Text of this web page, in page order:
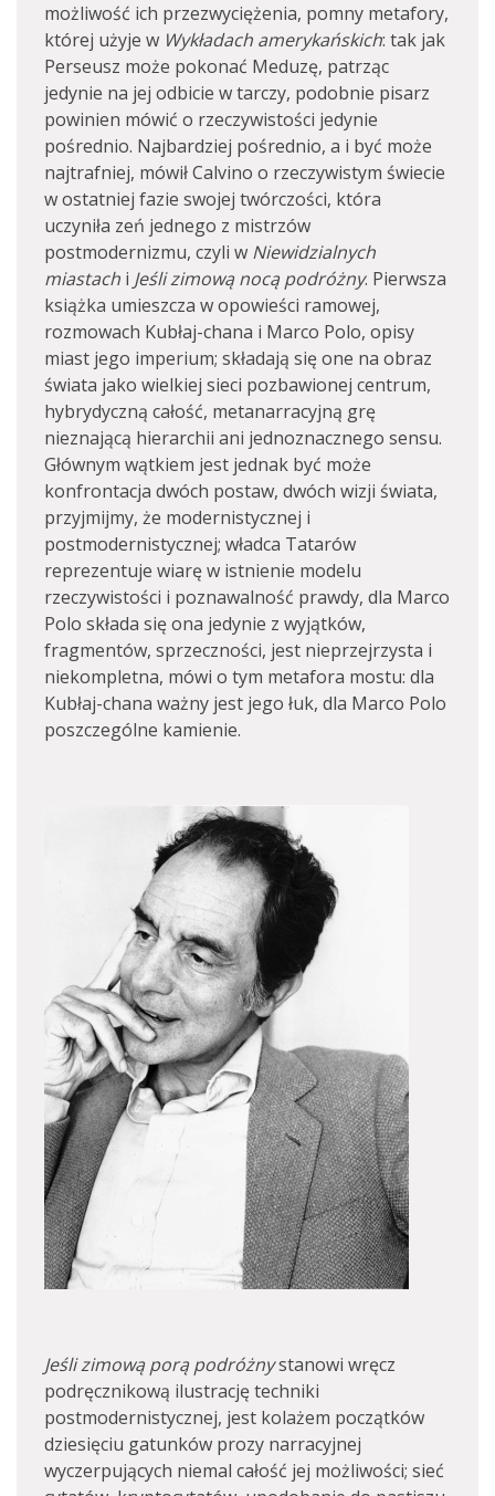
możliwość ich przezwyciężenia, pomny metafory,
której użyje w Wykładach amerykańskich: tak jak
Perseusz może pokonać Meduzę, patrząc
jedynie na jej odbicie w tarczy, podobnie pisarz
powinien mówić o rzeczywistości jedynie
pośrednio. Najbardziej pośrednio, a i być może
najtrafniej, mówił Calvino o rzeczywistym świecie
w ostatniej fazie swojej twórczości, która
uczyniła zeń jednego z mistrzów
postmodernizmu, czyli w Niewidzialnych
miastach i Jeśli zimową nocą podróżny. Pierwsza
książka umieszcza w opowieści ramowej,
rozmowach Kubłaj-chana i Marco Polo, opisy
miast jego imperium; składają się one na obraz
świata jako wielkiej sieci pozbawionej centrum,
hybrydyczną całość, metanarracyjną grę
nieznającą hierarchii ani jednoznacznego sensu.
Głównym wątkiem jest jednak być może
konfrontacja dwóch postaw, dwóch wizji świata,
przyjmijmy, że modernistycznej i
postmodernistycznej; władca Tatarów
reprezentuje wiarę w istnienie modelu
rzeczywistości i poznawalność prawdy, dla Marco
Polo składa się ona jedynie z wyjątków,
fragmentów, sprzeczności, jest nieprzejrzysta i
niekompletna, mówi o tym metafora mostu: dla
Kubłaj-chana ważny jest jego łuk, dla Marco Polo
poszczególne kamienie.
Jeśli zimową porą podróżnystanowi wręcz
podręcznikową ilustrację techniki
postmodernistycznej, jest kolażem początków
dziesięciu gatunków prozy narracyjnej
wyczerpujących niemal całość jej możliwości; sieć